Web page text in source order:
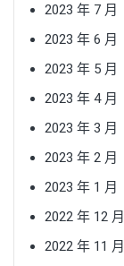
2023 年 7 月
2023 年 6 月
2023 年 5 月
2023 年 4 月
2023 年 3 月
2023 年 2 月
2023 年 1 月
2022 年 12 月
2022 年 11 月